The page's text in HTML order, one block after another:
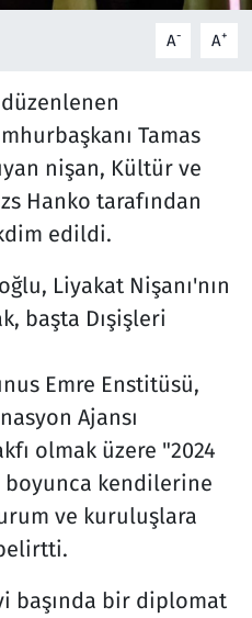
A- A+
Tamas
nişan, Kültür ve
Hanko tarafından
edildi.
Liyakat Nişanı'nın
başta Dışişleri
Emre Enstitüsü,
Ajansı
olmak üzere "2024
boyunca kendilerine
ve kuruluşlara
başında bir diplomat